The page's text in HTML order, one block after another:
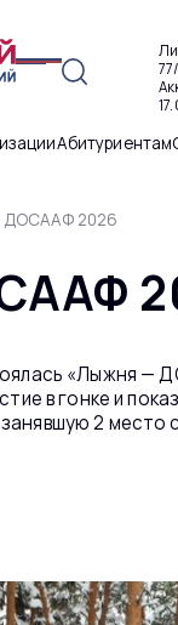
Абитуриентам
ДОСААФ 2026
«Лыжня —
в гонке и
2 место